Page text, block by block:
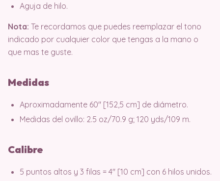
Aguja de hilo.
Nota: Te recordamos que puedes reemplazar el tono
indicado por cualquier color que tengas a la mano o
que mas te guste.
Medidas
Aproximadamente 60″ [152,5 cm] de diámetro.
Medidas del ovillo: 2.5 oz/70.9 g; 120 yds/109 m.
Calibre
5 puntos altos y 3 filas = 4″ [10 cm] con 6 hilos unidos.